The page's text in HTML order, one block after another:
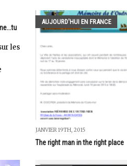
les
AUJOURD'HUI EN FRANCE
JANVIER 19TH, 2015
The right man in the right place